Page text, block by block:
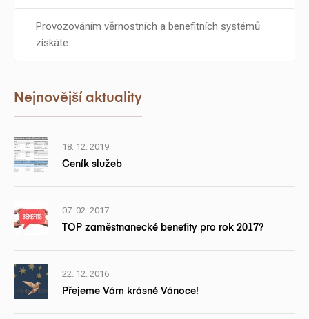
Provozováním věrnostních a benefitních systémů
získáte
Nejnovější aktuality
18. 12. 2019
Ceník služeb
07. 02. 2017
TOP zaměstnanecké benefity pro rok 2017?
22. 12. 2016
Přejeme Vám krásné Vánoce!